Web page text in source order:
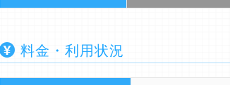
料金・利用状況